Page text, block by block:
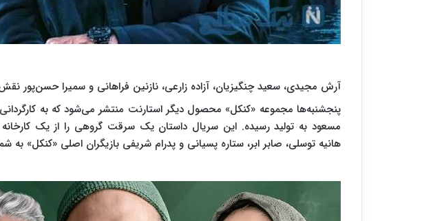
آرش مجیدی، سعید چنگیزیان، آزاده زارعی، نازنین فراهانی و سمیرا حسن‌پور
پنجشنبه‌ها مجموعه «کنکل» محصول دیگر استارنت منتشر می‌شود که به کارگردانی
مسعود به تولید رسیده. این سریال داستان یک سرقت گروهی را از یک
هانیه توسلی، صابر ابر، ستاره پسیانی و پدرام شریفی بازیگران اصلی «کنکل» به